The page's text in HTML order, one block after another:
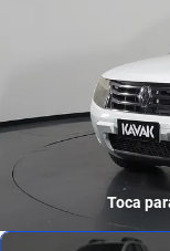
Toca